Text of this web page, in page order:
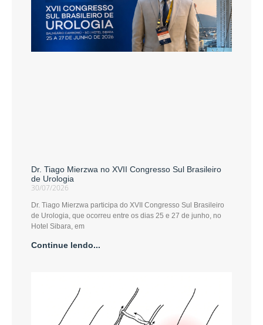
Dr. Tiago Mierzwa no XVII Congresso Sul Brasileiro
de Urologia
30/07/2026
Dr. Tiago Mierzwa participa do XVII Congresso Sul Brasileiro
de Urologia, que ocorreu entre os dias 25 e 27 de junho, no
Hotel Sibara, em
Continue lendo...